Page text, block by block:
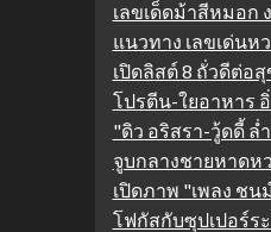
เลขเด็ดม้าสีหมอก
แนวทาง เลขเด่นห
เปิดลิสต์ 8 ถั่วดีต่อ
โปรตีน-ใยอาหาร
"ดิว อริสรา-วู้ดดี้ ล่
จูบกลางชายหาดห
เปิดภาพ "เพลง ช
โฟกัสกับซุปเปอร์ร